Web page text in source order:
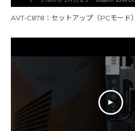
AVT-C878：セットアップ（PCモード）